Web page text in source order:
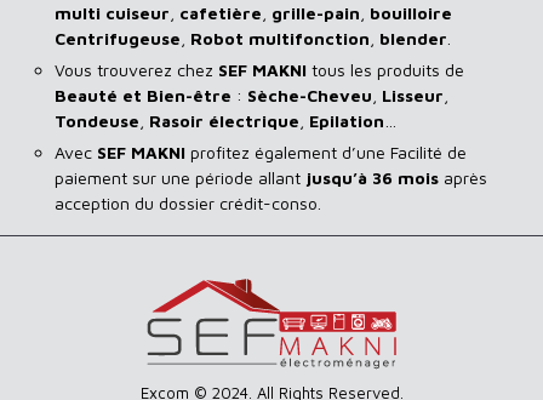
multi cuiseur cafetière grille-pain bouilloire
Centrifugeuse Robot multifonction blender
Vous trouverez chez SEF MAKNI tous les produits de
Beauté et Bien-être : Sèche-Cheveu Lisseur
Tondeuse Rasoir électrique Epilation
Avec SEF MAKNI profitez également d’une Facilité de
paiement sur une période allant jusqu’à 36 mois après
acception du dossier crédit-conso.
Excom © 2024. All Rights Reserved.